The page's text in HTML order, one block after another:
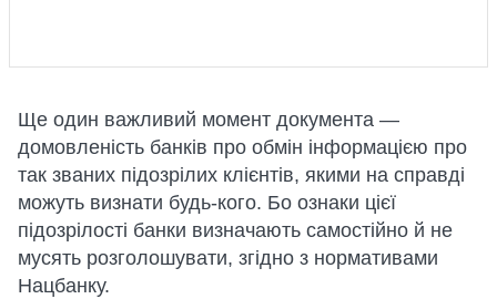
Ще один важливий момент документа —
домовленість банків про обмін інформацією про
так званих підозрілих клієнтів, якими на справді
можуть визнати будь-кого. Бо ознаки цієї
підозрілості банки визначають самостійно й не
мусять розголошувати, згідно з нормативами
Нацбанку.